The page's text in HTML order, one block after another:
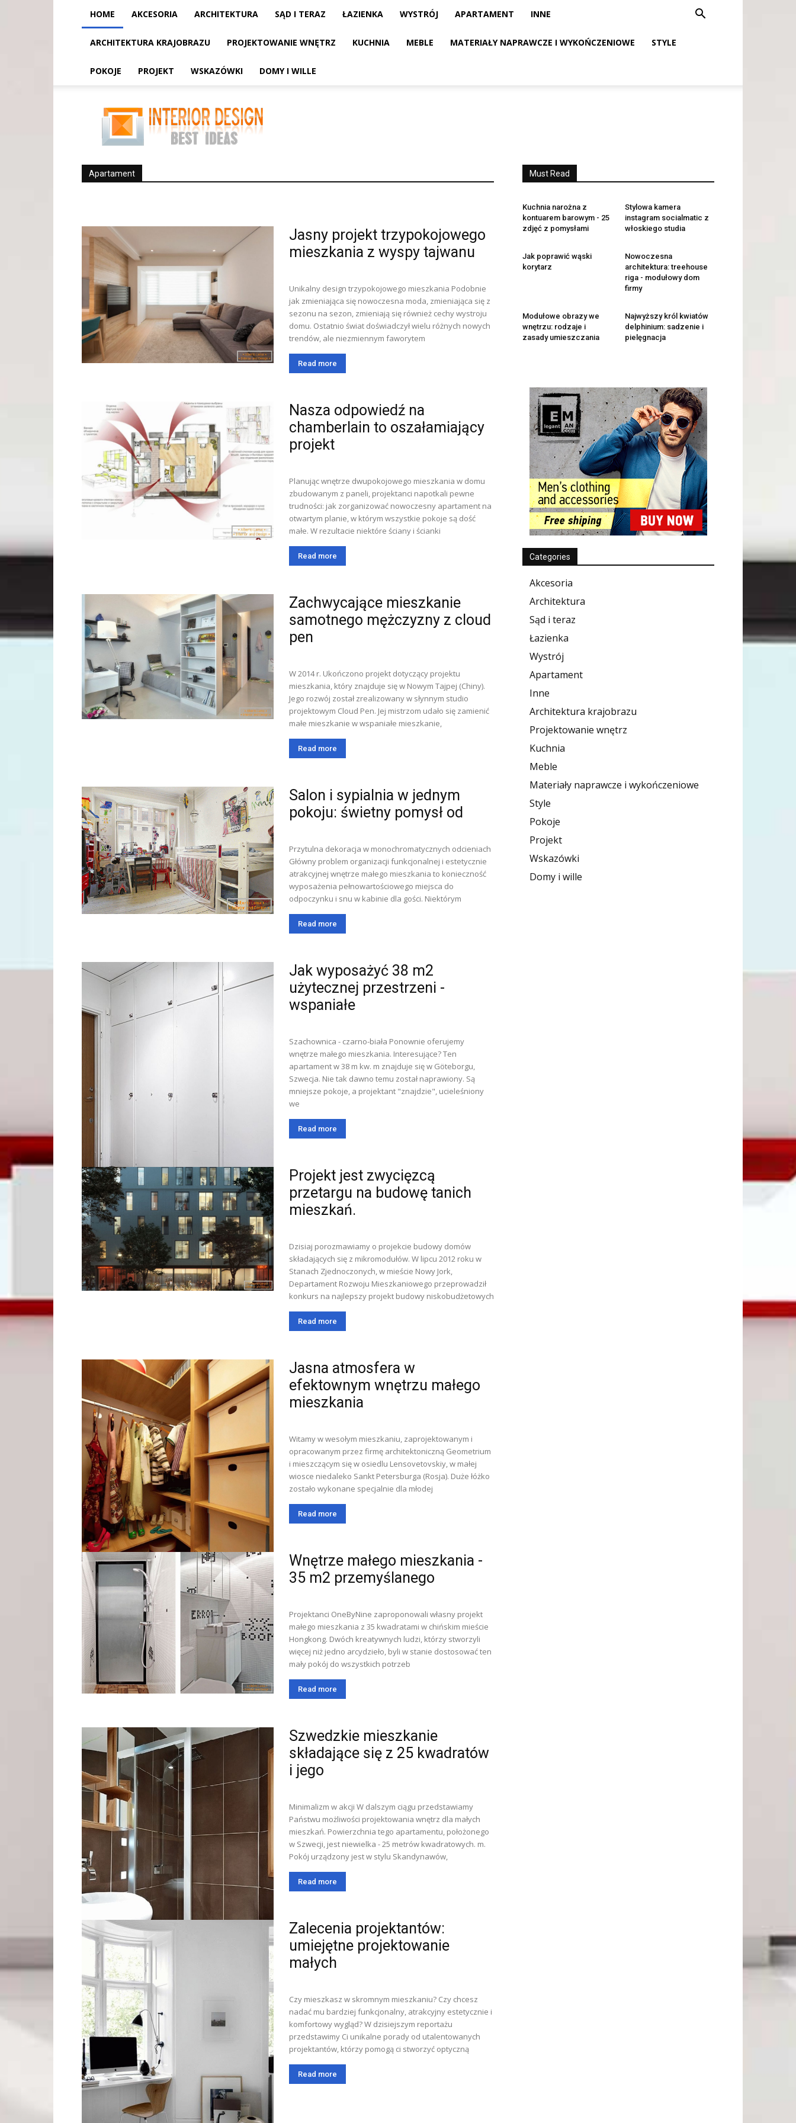
HOME AKCESORIA ARCHITEKTURA SĄD I TERAZ ŁAZIENKA WYSTRÓJ APARTAMENT INNE
ARCHITEKTURA KRAJOBRAZU PROJEKTOWANIE WNĘTRZ KUCHNIA MEBLE MATERIAŁY NAPRAWCZE I WYKOŃCZENIOWE STYLE
POKOJE PROJEKT WSKAZÓWKI DOMY I WILLE
Apartament
Jasny projekt trzypokojowego
mieszkania z wyspy tajwanu
Unikalny design trzypokojowego mieszkania Podobnie
jak zmieniająca się nowoczesna moda, zmieniająca się z
sezonu na sezon, zmieniają się również cechy wystroju
domu. Ostatnio świat doświadczył wielu różnych nowych
trendów, ale niezmiennym faworytem
Read more
Nasza odpowiedź na
chamberlain to oszałamiający
projekt
Planując wnętrze dwupokojowego mieszkania w domu
zbudowanym z paneli, projektanci napotkali pewne
trudności: jak zorganizować nowoczesny apartament na
otwartym planie, w którym wszystkie pokoje są dość
małe. W rezultacie niektóre ściany i ścianki
Read more
Zachwycające mieszkanie
samotnego mężczyzny z cloud
pen
W 2014 r. Ukończono projekt dotyczący projektu
mieszkania, który znajduje się w Nowym Tajpej (Chiny).
Jego rozwój został zrealizowany w słynnym studio
projektowym Cloud Pen. Jej mistrzom udało się zamienić
małe mieszkanie w wspaniałe mieszkanie,
Read more
Salon i sypialnia w jednym
pokoju: świetny pomysł od
Przytulna dekoracja w monochromatycznych odcieniach
Główny problem organizacji funkcjonalnej i estetycznie
atrakcyjnej wnętrze małego mieszkania to konieczność
wyposażenia pełnowartościowego miejsca do
odpoczynku i snu w kabinie dla gości. Niektórym
Read more
Jak wyposażyć 38 m2
użytecznej przestrzeni -
wspaniałe
Szachownica - czarno-biała Ponownie oferujemy
wnętrze małego mieszkania. Interesujące? Ten
apartament w 38 m kw. m znajduje się w Göteborgu,
Szwecja. Nie tak dawno temu został naprawiony. Są
mniejsze pokoje, a projektant "znajdzie", ucieleśniony
we
Read more
Projekt jest zwycięzcą
przetargu na budowę tanich
mieszkań.
Dzisiaj porozmawiamy o projekcie budowy domów
składających się z mikromodułów. W lipcu 2012 roku w
Stanach Zjednoczonych, w mieście Nowy Jork,
Departament Rozwoju Mieszkaniowego przeprowadził
konkurs na najlepszy projekt budowy niskobudżetowych
Read more
Jasna atmosfera w
efektownym wnętrzu małego
mieszkania
Witamy w wesołym mieszkaniu, zaprojektowanym i
opracowanym przez firmę architektoniczną Geometrium
i mieszczącym się w osiedlu Lensovetovskiy, w małej
wiosce niedaleko Sankt Petersburga (Rosja). Duże łóżko
zostało wykonane specjalnie dla młodej
Read more
Wnętrze małego mieszkania -
35 m2 przemyślanego
Projektanci OneByNine zaproponowali własny projekt
małego mieszkania z 35 kwadratami w chińskim mieście
Hongkong. Dwóch kreatywnych ludzi, którzy stworzyli
więcej niż jedno arcydzieło, byli w stanie dostosować ten
mały pokój do wszystkich potrzeb
Read more
Szwedzkie mieszkanie
składające się z 25 kwadratów
i jego
Minimalizm w akcji W dalszym ciągu przedstawiamy
Państwu możliwości projektowania wnętrz dla małych
mieszkań. Powierzchnia tego apartamentu, położonego
w Szwecji, jest niewielka - 25 metrów kwadratowych. m.
Pokój urządzony jest w stylu Skandynawów,
Read more
Zalecenia projektantów:
umiejętne projektowanie
małych
Czy mieszkasz w skromnym mieszkaniu? Czy chcesz
nadać mu bardziej funkcjonalny, atrakcyjny estetycznie i
komfortowy wygląd? W dzisiejszym reportażu
przedstawimy Ci unikalne porady od utalentowanych
projektantów, którzy pomogą ci stworzyć optyczną
Read more
Must Read
Kuchnia narożna z
kontuarem barowym - 25
zdjęć z pomysłami
Stylowa kamera
instagram socialmatic z
włoskiego studia
Jak poprawić wąski
korytarz
Nowoczesna
architektura: treehouse
riga - modułowy dom
firmy
Modułowe obrazy we
wnętrzu: rodzaje i
zasady umieszczania
Najwyższy król kwiatów
delphinium: sadzenie i
pielęgnacja
Categories
Akcesoria
Architektura
Sąd i teraz
Łazienka
Wystrój
Apartament
Inne
Architektura krajobrazu
Projektowanie wnętrz
Kuchnia
Meble
Materiały naprawcze i wykończeniowe
Style
Pokoje
Projekt
Wskazówki
Domy i wille